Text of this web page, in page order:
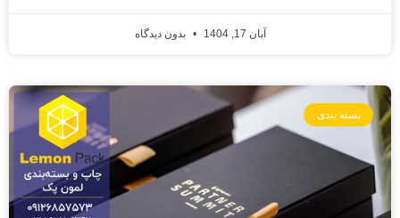
آبان 17, 1404 بدون دیدگاه
بسته بندی